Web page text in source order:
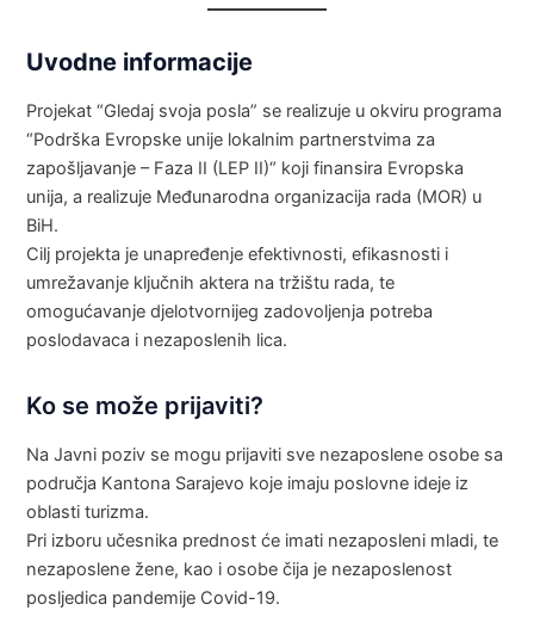
Uvodne informacije
Projekat “Gledaj svoja posla” se realizuje u okviru programa
“Podrška Evropske unije lokalnim partnerstvima za
zapošljavanje – Faza II (LEP II)“ koji finansira Evropska
unija, a realizuje Međunarodna organizacija rada (MOR) u
BiH.
Cilj projekta je unapređenje efektivnosti, efikasnosti i
umrežavanje ključnih aktera na tržištu rada, te
omogućavanje djelotvornijeg zadovoljenja potreba
poslodavaca i nezaposlenih lica.
Ko se može prijaviti?
Na Javni poziv se mogu prijaviti sve nezaposlene osobe sa
područja Kantona Sarajevo koje imaju poslovne ideje iz
oblasti turizma.
Pri izboru učesnika prednost će imati nezaposleni mladi, te
nezaposlene žene, kao i osobe čija je nezaposlenost
posljedica pandemije Covid-19.